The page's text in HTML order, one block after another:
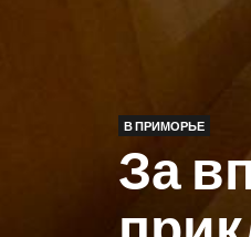
В ПРИМОРЬЕ
За